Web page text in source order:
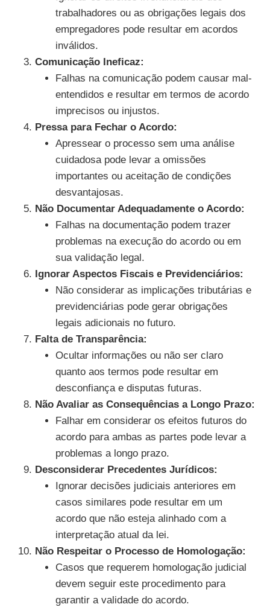
trabalhadores ou as obrigações legais dos
empregadores pode resultar em acordos
inválidos.
Comunicação Ineficaz:
Falhas na comunicação podem causar mal-
entendidos e resultar em termos de acordo
imprecisos ou injustos.
Pressa para Fechar o Acordo:
Apressear o processo sem uma análise
cuidadosa pode levar a omissões
importantes ou aceitação de condições
desvantajosas.
Não Documentar Adequadamente o Acordo:
Falhas na documentação podem trazer
problemas na execução do acordo ou em
sua validação legal.
Ignorar Aspectos Fiscais e Previdenciários:
Não considerar as implicações tributárias e
previdenciárias pode gerar obrigações
legais adicionais no futuro.
Falta de Transparência:
Ocultar informações ou não ser claro
quanto aos termos pode resultar em
desconfiança e disputas futuras.
Não Avaliar as Consequências a Longo Prazo:
Falhar em considerar os efeitos futuros do
acordo para ambas as partes pode levar a
problemas a longo prazo.
Desconsiderar Precedentes Jurídicos:
Ignorar decisões judiciais anteriores em
casos similares pode resultar em um
acordo que não esteja alinhado com a
interpretação atual da lei.
Não Respeitar o Processo de Homologação:
Casos que requerem homologação judicial
devem seguir este procedimento para
garantir a validade do acordo.